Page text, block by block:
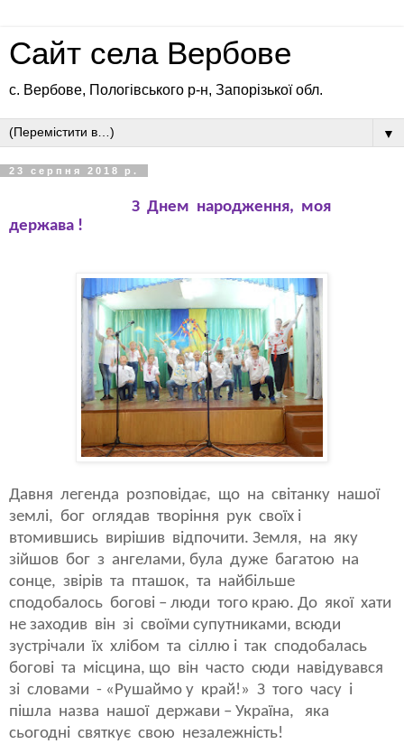
Сайт села Вербове
с. Вербове, Пологівського р-н, Запорізької обл.
▼
23 серпня 2018 р.
З Днем народження, моя
держава !
Давня легенда розповідає, що на світанку нашої
землі, бог оглядав творіння рук своїх і
втомившись вирішив відпочити. Земля, на яку
зійшов бог з ангелами, була дуже багатою на
сонце, звірів та пташок, та найбільше
сподобалось богові – люди того краю. До якої хати
не заходив він зі своїми супутниками, всюди
зустрічали їх хлібом та сіллю і так сподобалась
богові та місцина, що він часто сюди навідувався
зі словами - «Рушаймо у край!» З того часу і
пішла назва нашої держави – Україна,
яка
сьогодні святкує свою незалежність!